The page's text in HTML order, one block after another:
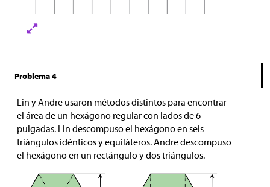
Problema 4
Lin y Andre usaron métodos distintos para encontrar
el área de un hexágono regular con lados de 6
pulgadas. Lin descompuso el hexágono en seis
triángulos idénticos y equiláteros. Andre descompuso
el hexágono en un rectángulo y dos triángulos.